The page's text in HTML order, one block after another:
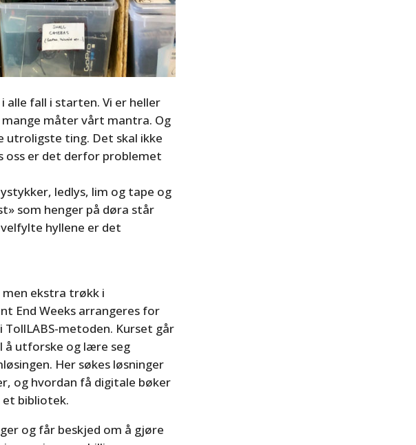
alle fall i starten. Vi er heller
måter vårt mantra. Og
utroligste ting. Det skal ikke
oss er det derfor problemet
ledlys, lim og tape og
som henger på døra står
hyllene er det
ekstra trøkk i
End Weeks arrangeres for
metoden. Kurset går
å utforske og lære seg
Her søkes løsninger
og hvordan få digitale bøker
bibliotek.
og får beskjed om å gjøre